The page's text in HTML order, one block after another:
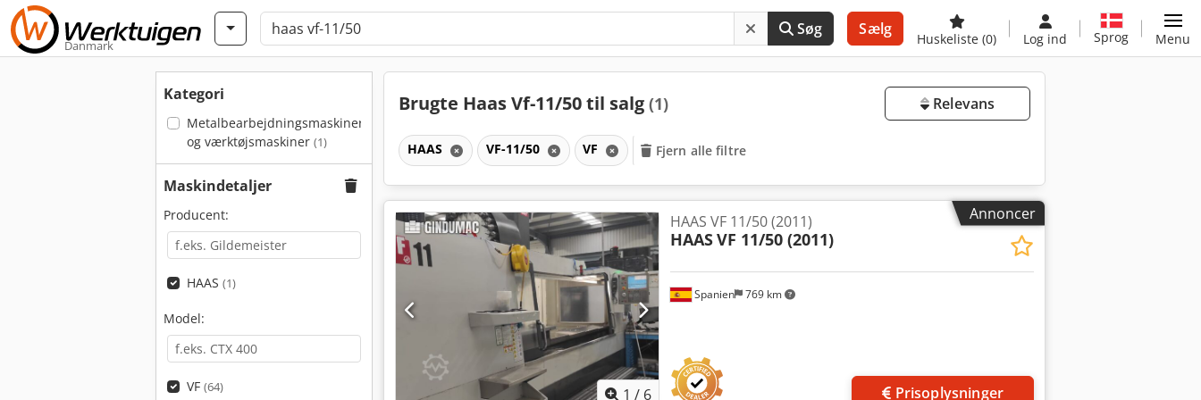
Danmark
Søg Sælg
Huskeliste (0) Log ind Sprog Menu
Kategori
Metalbearbejdningsmaskiner
og værktøjsmaskiner (1)
Maskindetaljer
Producent:
HAAS (1)
Model:
VF (64)
Brugte Haas Vf-11/50 til salg (1) Relevans
HAAS VF-11/50 VF Fjern alle filtre
Annoncer
1 / 6
Spanien 769 km
HAAS VF 11/50 (2011)
HAASVF 11/50 (2011)
Prisoplysninger